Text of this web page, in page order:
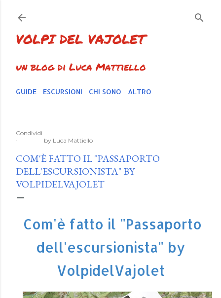
VOLPI DEL VAJOLET
un blog di Luca Mattiello
GUIDE ESCURSIONI CHI SONO ALTRO…
Condividi
by Luca Mattiello
COM'È FATTO IL "PASSAPORTO
DELL'ESCURSIONISTA" BY
VOLPIDELVAJOLET
Com'è fatto il "Passaporto
dell'escursionista" by
VolpidelVajolet